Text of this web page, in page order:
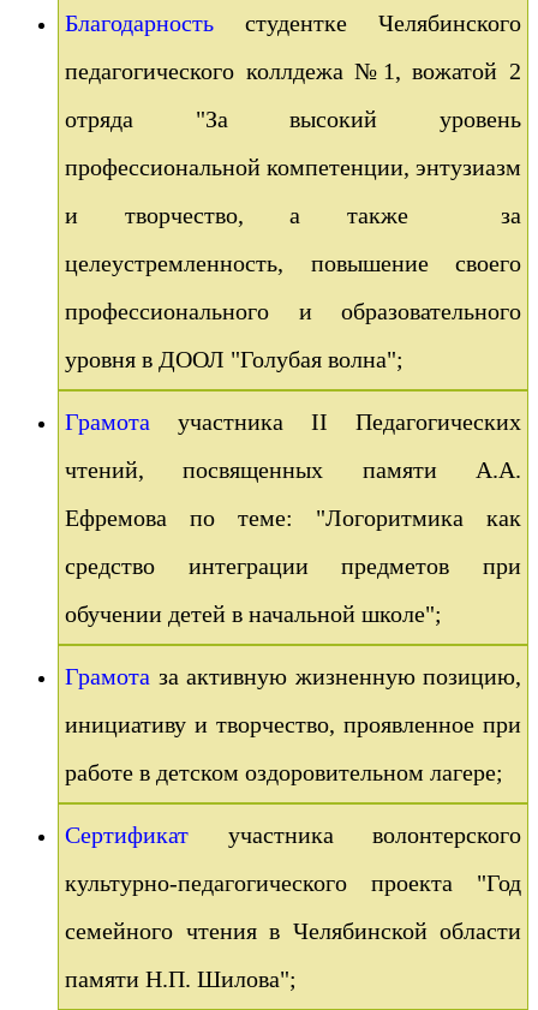
Благодарность студентке Челябинского
педагогического коллдежа №1, вожатой 2
отряда "За высокий уровень
профессиональной компетенции, энтузиазм
и творчество, а также за
целеустремленность, повышение своего
профессионального и образовательного
уровня в ДООЛ "Голубая волна";
Грамота участника II Педагогических
чтений, посвященных памяти А.А.
Ефремова по теме: "Логоритмика как
средство интеграции предметов при
обучении детей в начальной школе";
Грамота за активную жизненную позицию,
инициативу и творчество, проявленное при
работе в детском оздоровительном лагере;
Сертификат
участника волонтерского
культурно-педагогического проекта "Год
семейного чтения в Челябинской области
памяти Н.П. Шилова";